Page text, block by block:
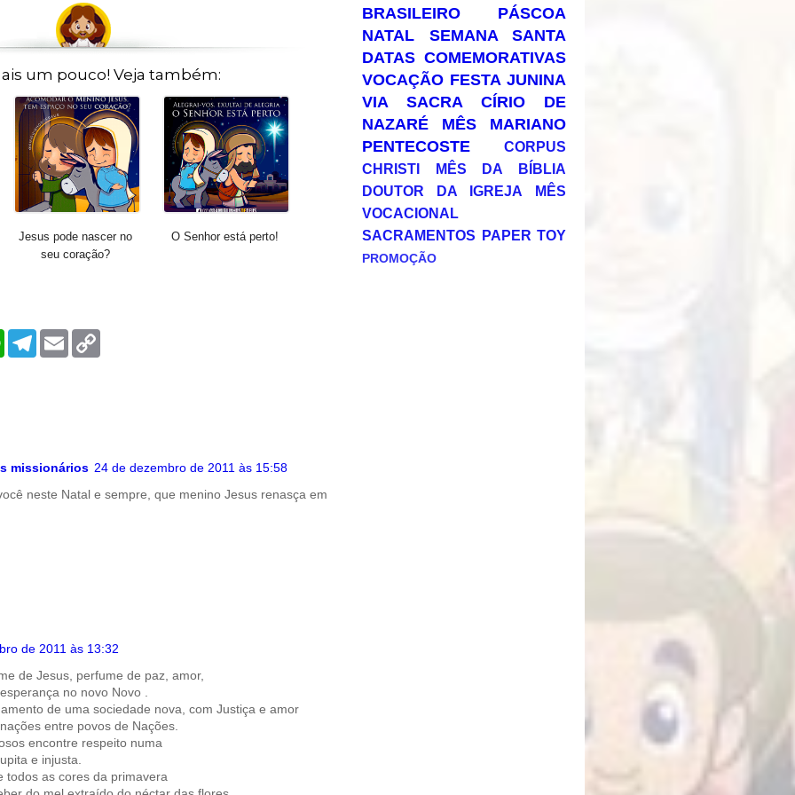
um pouco! Veja também:
Jesus pode nascer no
seu coração?
O Senhor está perto!
W
T
E
m
missionários 24 de dezembro de 2011 às 15:58
neste Natal e sempre, que menino Jesus renasça em
de 2011 às 13:32
de Jesus, perfume de paz, amor,
no novo Novo .
de uma sociedade nova, com Justiça e amor
entre povos de Nações.
encontre respeito numa
e injusta.
todos as cores da primavera
BRASILEIRO
PÁSCOA
NATAL
SEMANA SANTA
DATAS COMEMORATIVAS
VOCAÇÃO FESTA JUNINA
VIA SACRA
CÍRIO DE
NAZARÉ
MÊS MARIANO
PENTECOSTE
CORPUS
CHRISTI
MÊS DA BÍBLIA
DOUTOR DA IGREJA
MÊS
VOCACIONAL
SACRAMENTOS PAPER TOY
PROMOÇÃO